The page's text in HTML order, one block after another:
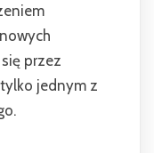
przez
jednym z